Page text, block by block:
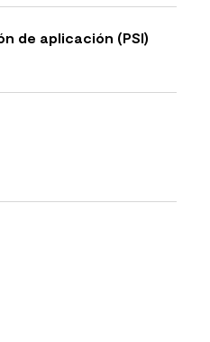
de aplicación (PSI)